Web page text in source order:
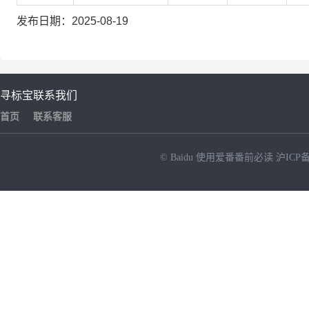
发布日期：2025-08-19
寻标宝
首页
联系我们
联系客服
© Baidu 使用爱番番前必读 沪ICP